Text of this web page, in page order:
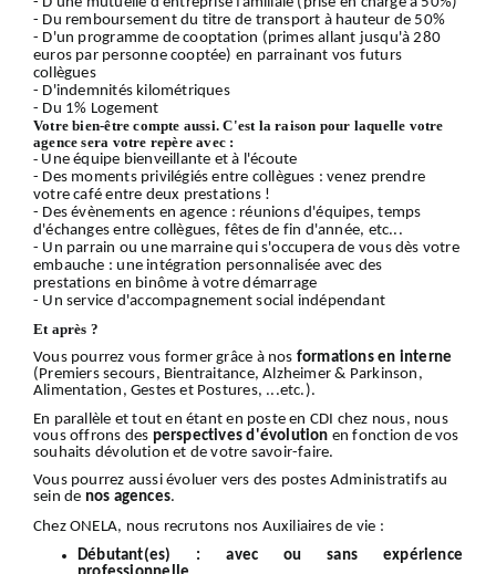
- Du remboursement du titre de transport à hauteur de 50%
- D'un programme de cooptation (primes allant jusqu'à 280
euros par personne cooptée) en parrainant vos futurs
collègues
- D'indemnités kilométriques
- Du 1% Logement
Votre bien-être compte aussi. C'est la raison pour laquelle votre
agence sera votre repère avec :
- Une équipe bienveillante et à l'écoute
- Des moments privilégiés entre collègues : venez prendre
votre café entre deux prestations !
- Des évènements en agence : réunions d'équipes, temps
d'échanges entre collègues, fêtes de fin d'année, etc...
- Un parrain ou une marraine qui s'occupera de vous dès votre
embauche : une intégration personnalisée avec des
prestations en binôme à votre démarrage
- Un service d'accompagnement social indépendant
Et après ?
Vous pourrez vous former grâce à nos formations en interne
(Premiers secours, Bientraitance, Alzheimer & Parkinson,
Alimentation, Gestes et Postures, ...etc.).
En parallèle et tout en étant en poste en CDI chez nous, nous
vous offrons des perspectives d'évolution en fonction de vos
souhaits dévolution et de votre savoir-faire.
Vous pourrez aussi évoluer vers des postes Administratifs au
sein de nos agences.
Chez ONELA, nous recrutons nos Auxiliaires de vie :
Débutant(es) :avec ou sans expérience